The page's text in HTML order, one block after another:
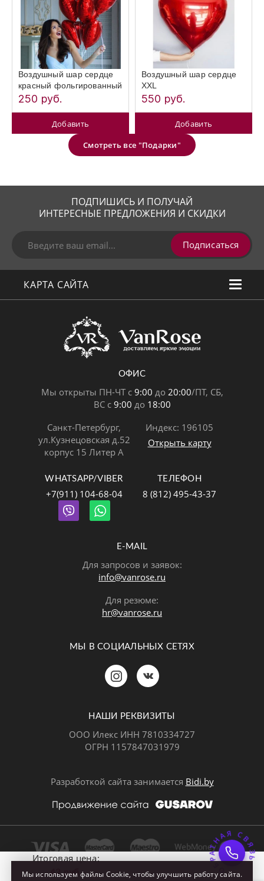
Итоговая цена:
42 руб.
Воздушный шар сердце
красный фольгированный
250 руб.
Добавить
Воздушный шар сердце
XXL
550 руб.
Добавить
Смотреть все "Подарки"
ПОДПИШИСЬ И ПОЛУЧАЙ
ИНТЕРЕСНЫЕ ПРЕДЛОЖЕНИЯ И СКИДКИ
Подписаться
КАРТА САЙТА
ОФИС
Мы открыты ПН-ЧТ с 9:00 до 20:00/ПТ, СБ,
ВС с 9:00 до 18:00
Санкт-Петербург,
ул.Кузнецовская д.52
корпус 15 Литер А
Индекс: 196105
Открыть карту
WHATSAPP/VIBER
+7(911) 104-68-04
ТЕЛЕФОН
8 (812) 495-43-37
E-MAIL
Для запросов и заявок:
info@vanrose.ru
Для резюме:
hr@vanrose.ru
МЫ В СОЦИАЛЬНЫХ СЕТЯХ
НАШИ РЕКВИЗИТЫ
ООО Илекс ИНН 7810334727
ОГРН 1157847031979
Разработкой сайта занимается Bidi.by
Мы используем файлы Cookie, чтобы улучшить работу сайта.
Позвонить Telegram
Почта ОБРАТНАЯ